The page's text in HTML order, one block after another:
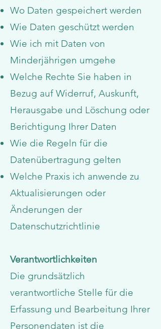
Wo Daten gespeichert werden
Wie Daten geschützt werden
Wie ich mit Daten von
Minderjährigen umgehe
Welche Rechte Sie haben in
Bezug auf Widerruf, Auskunft,
Herausgabe und Löschung oder
Berichtigung Ihrer Daten
Wie die Regeln für die
Datenübertragung gelten
Welche Praxis ich anwende zu
Aktualisierungen oder
Änderungen der
Datenschutzrichtlinie
Verantwortlichkeiten
Die grundsätzlich
verantwortliche Stelle für die
Erfassung und Bearbeitung Ihrer
Personendaten ist die